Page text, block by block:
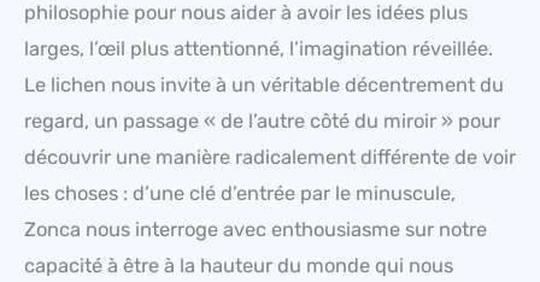
philosophie pour nous aider à avoir les idées plus
larges, l’œil plus attentionné, l’imagination réveillée.
Le lichen nous invite à un véritable décentrement du
regard, un passage « de l’autre côté du miroir » pour
découvrir une manière radicalement différente de voir
les choses : d’une clé d’entrée par le minuscule,
Zonca nous interroge avec enthousiasme sur notre
capacité à être à la hauteur du monde qui nous